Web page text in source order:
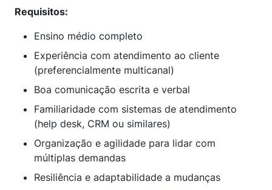
Requisitos:
Ensino médio completo
Experiência com atendimento ao cliente
(preferencialmente multicanal)
Boa comunicação escrita e verbal
Familiaridade com sistemas de atendimento
(help desk, CRM ou similares)
Organização e agilidade para lidar com
múltiplas demandas
Resiliência e adaptabilidade a mudanças